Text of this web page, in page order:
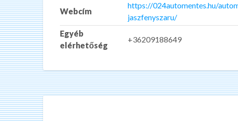
Webcím
https://024automentes.hu/
jaszfenyszaru/
Egyéb
elérhetőség
+36209188649